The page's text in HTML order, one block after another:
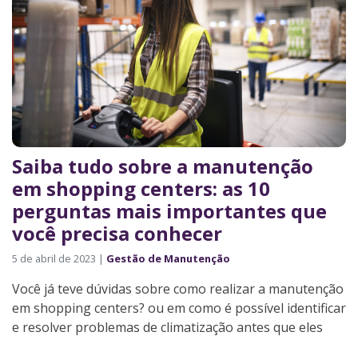
Saiba tudo sobre a manutenção
em shopping centers: as 10
perguntas mais importantes que
você precisa conhecer
5 de abril de 2023 | Gestão de Manutenção
Você já teve dúvidas sobre como realizar a manutenção
em shopping centers? ou em como é possível identificar
e resolver problemas de climatização antes que eles